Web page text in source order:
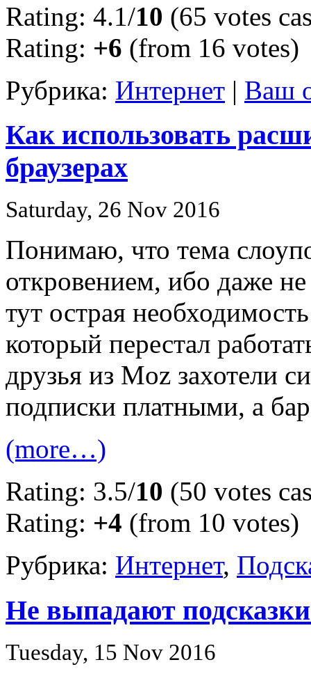
Rating: 4.1/10 (65 votes
Rating: +6 (from 16 votes)
Рубрика: Интернет | Ваш
Как использовать
браузерах
Saturday, 26 Nov 2016
Понимаю, что тема
откровением, ибо даже
тут острая
который перестал
друзья из Moz захотели
подписки платными, а
(more…)
Rating: 3.5/10 (50 votes
Rating: +4 (from 10 votes)
Рубрика: Интернет,
Не выпадают
Tuesday, 15 Nov 2016